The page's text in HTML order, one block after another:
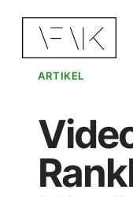
Zum
ARTIKEL